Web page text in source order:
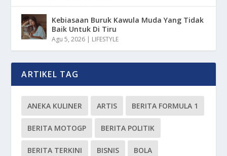
Kebiasaan Buruk Kawula Muda Yang Tidak
Baik Untuk Di Tiru
Agu 5, 2026 | LIFESTYLE
ARTIKEL TAG
ANEKA KULINER ARTIS BERITA FORMULA 1
BERITA MOTOGP BERITA POLITIK
BERITA TERKINI BISNIS BOLA